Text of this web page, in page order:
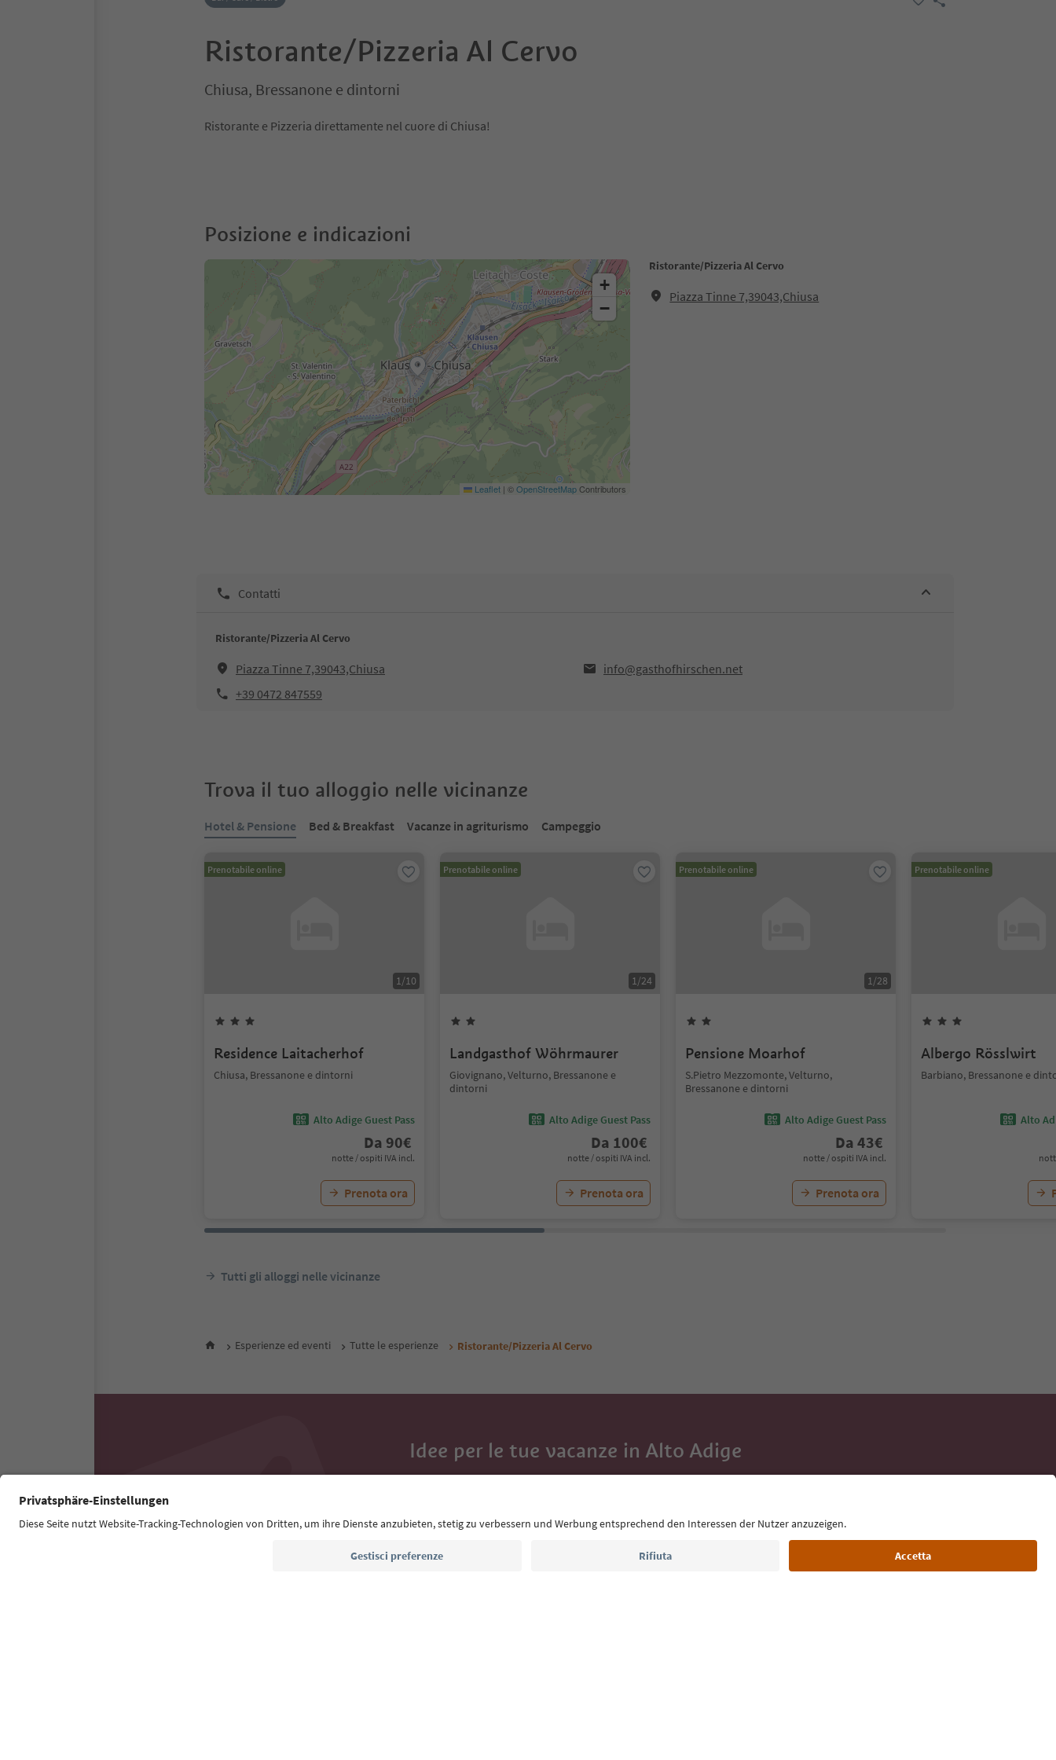
Ristorante/Pizzeria Al Cervo
Chiusa, Bressanone e dintorni
Ristorante e Pizzeria direttamente nel cuore di Chiusa!
Posizione e indicazioni
Ristorante/Pizzeria Al Cervo
Piazza Tinne 7,39043,Chiusa
+
−
Leaflet | ©OpenStreetMapContributors
Contatti
Ristorante/Pizzeria Al Cervo
Piazza Tinne 7,39043,Chiusa
info@gasthofhirschen.net
+39 0472 847559
Trova il tuo alloggio nelle vicinanze
Hotel & Pensione Bed & Breakfast Vacanze in agriturismo Campeggio
Prenotabile online
1/10
Residence Laitacherhof
Chiusa, Bressanone e dintorni
Alto Adige Guest Pass
Da 90€
notte / ospiti IVA incl.
Prenota ora
Prenotabile online
1/24
Landgasthof Wöhrmaurer
Giovignano, Velturno, Bressanone e
dintorni
Alto Adige Guest Pass
Da 100€
notte / ospiti IVA incl.
Prenota ora
Prenotabile online
1/28
Pensione Moarhof
S.Pietro Mezzomonte, Velturno,
Bressanone e dintorni
Alto Adige Guest Pass
Da 43€
notte / ospiti IVA incl.
Prenota ora
Prenotabile online
Albergo Rösslwirt
Barbiano, Bressanone e
Alto
Tutti gli alloggi nelle vicinanze
Esperienze ed eventi Tutte le esperienze Ristorante/Pizzeria Al Cervo
Idee per le tue vacanze in Alto Adige
Indirizzo e-mail*